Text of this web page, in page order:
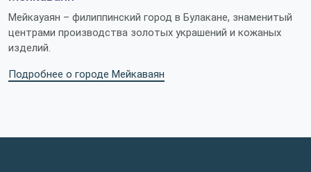
Мейкауаян – филиппинский город в Булакане, знаменитый
центрами производства золотых украшений и кожаных
изделий.
Подробнее о городе Мейкаваян